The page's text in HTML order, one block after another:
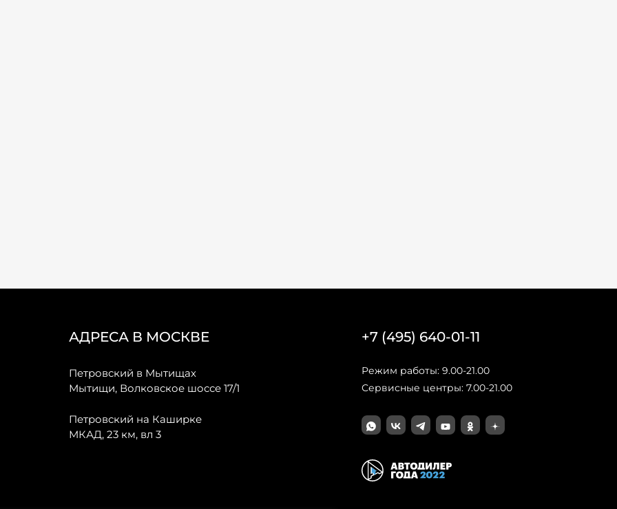
АДРЕСА В МОСКВЕ
Петровский в Мытищах
Мытищи, Волковское шоссе 17/1
Петровский на Каширке
МКАД, 23 км, вл 3
+7 (495) 640-01-11
Режим работы: 9.00-21.00
Сервисные центры: 7.00-21.00